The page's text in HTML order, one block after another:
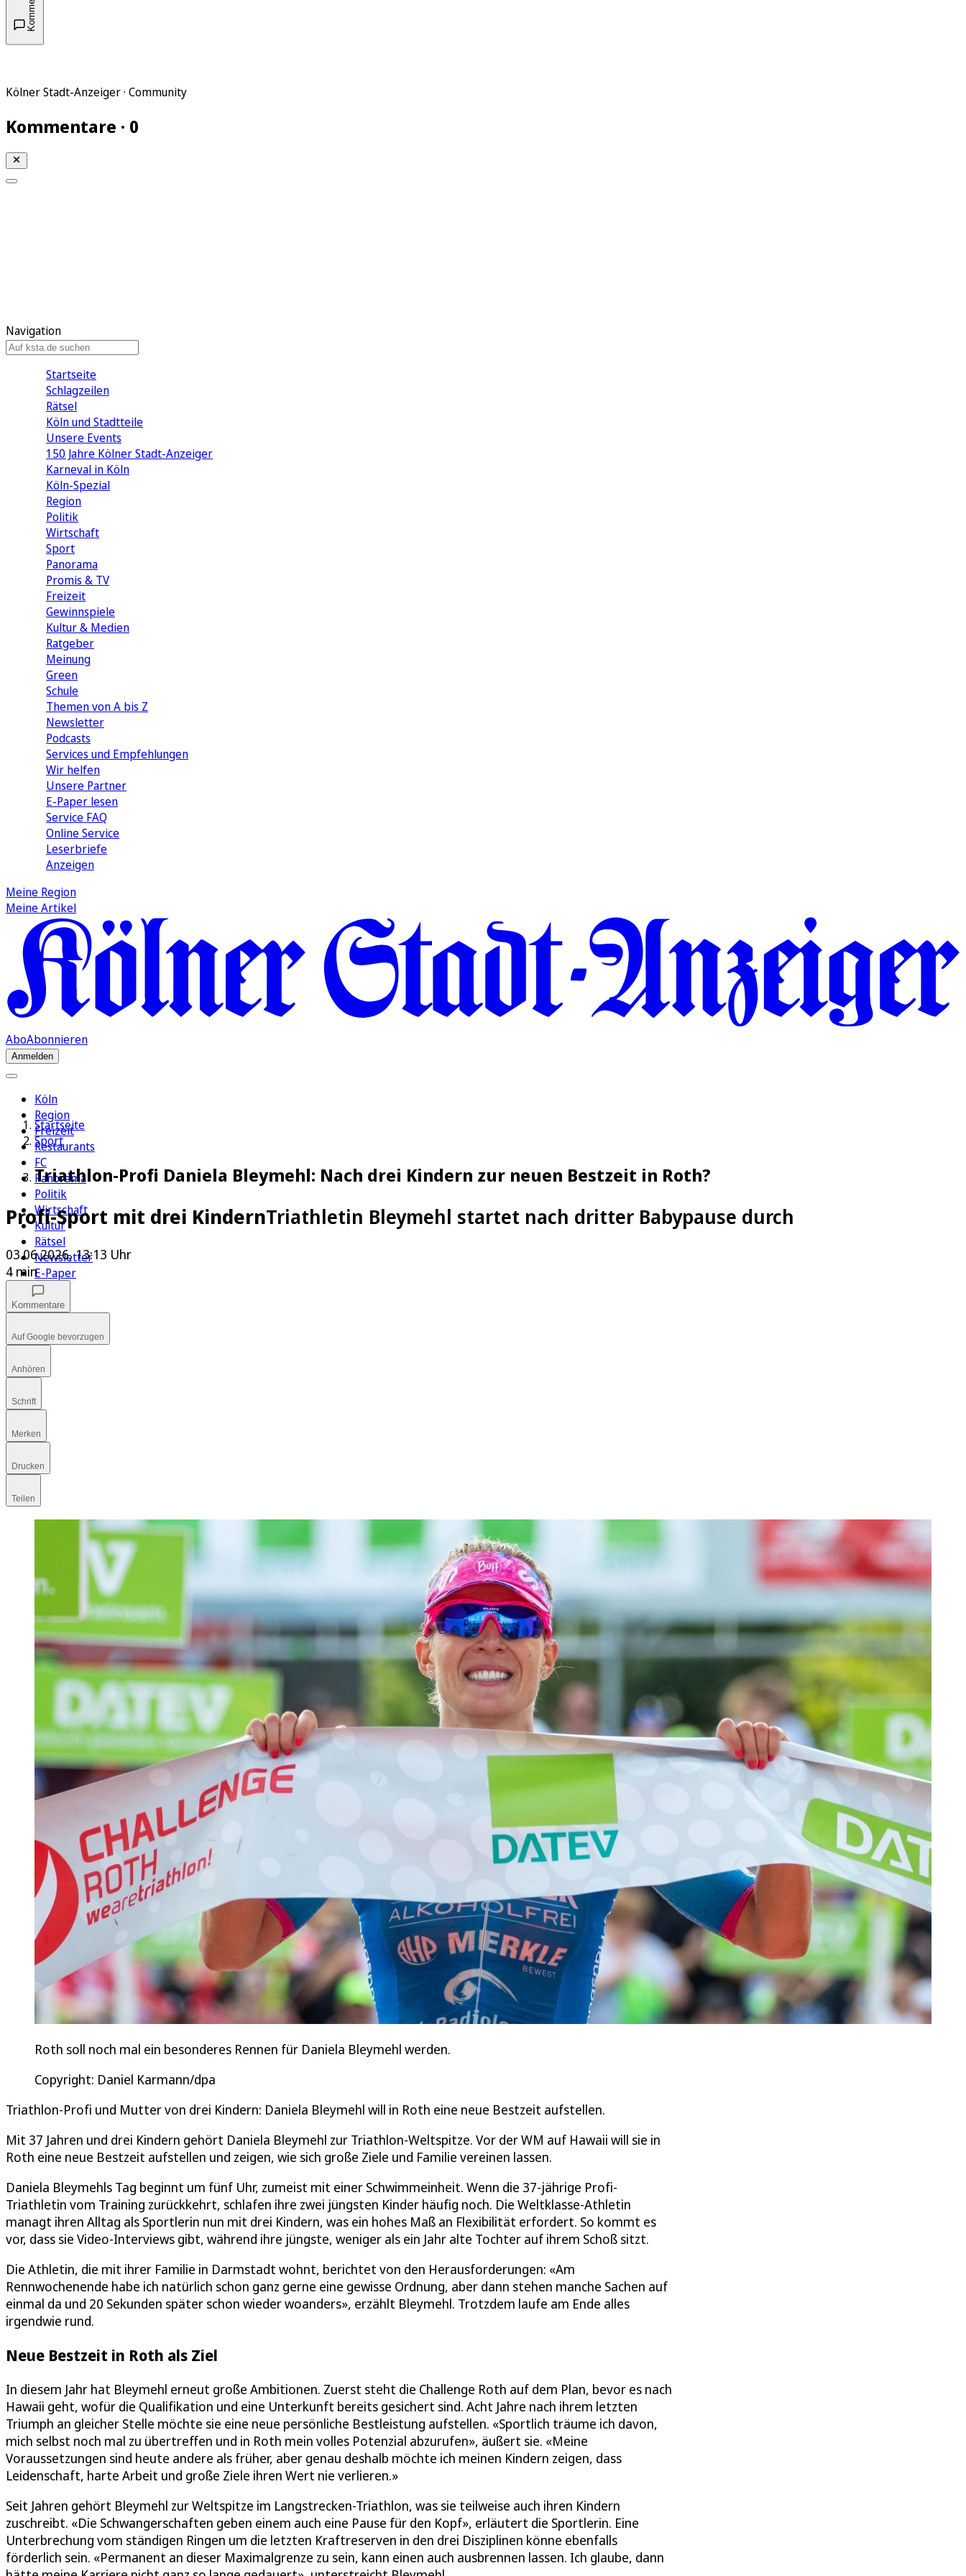
Kölner Stadt-Anzeiger · Community
Kommentare · 0
Navigation
Startseite
Schlagzeilen
Rätsel
Köln und Stadtteile
Unsere Events
150 Jahre Kölner Stadt-Anzeiger
Karneval in Köln
Köln-Spezial
Region
Politik
Wirtschaft
Sport
Panorama
Promis & TV
Freizeit
Gewinnspiele
Kultur & Medien
Ratgeber
Meinung
Green
Schule
Themen von A bis Z
Newsletter
Podcasts
Services und Empfehlungen
Wir helfen
Unsere Partner
E-Paper lesen
Service FAQ
Online Service
Leserbriefe
Anzeigen
Meine Region
Meine Artikel
AboAbonnieren
Anmelden
Köln
Region
Freizeit
Restaurants
FC
Panorama
Politik
Wirtschaft
Kultur
Rätsel
Newsletter
E-Paper
Startseite
Sport
Triathlon-Profi Daniela Bleymehl: Nach drei Kindern zur neuen Bestzeit in Roth?
Profi-Sport mit drei KindernTriathletin Bleymehl startet nach dritter Babypause durch
03.06.2026, 13:13 Uhr
4 min
Kommentare
Auf Google bevorzugen
Anhören
Schrift
Merken
Drucken
Teilen
Roth soll noch mal ein besonderes Rennen für Daniela Bleymehl werden.
Copyright: Daniel Karmann/dpa
Triathlon-Profi und Mutter von drei Kindern: Daniela Bleymehl will in Roth eine neue Bestzeit aufstellen.
Mit 37 Jahren und drei Kindern gehört Daniela Bleymehl zur Triathlon-Weltspitze. Vor der WM auf Hawaii will sie in
Roth eine neue Bestzeit aufstellen und zeigen, wie sich große Ziele und Familie vereinen lassen.
Daniela Bleymehls Tag beginnt um fünf Uhr, zumeist mit einer Schwimmeinheit. Wenn die 37-jährige Profi-
Triathletin vom Training zurückkehrt, schlafen ihre zwei jüngsten Kinder häufig noch. Die Weltklasse-Athletin
managt ihren Alltag als Sportlerin nun mit drei Kindern, was ein hohes Maß an Flexibilität erfordert. So kommt es
vor, dass sie Video-Interviews gibt, während ihre jüngste, weniger als ein Jahr alte Tochter auf ihrem Schoß sitzt.
Die Athletin, die mit ihrer Familie in Darmstadt wohnt, berichtet von den Herausforderungen: «Am
Rennwochenende habe ich natürlich schon ganz gerne eine gewisse Ordnung, aber dann stehen manche Sachen auf
einmal da und 20 Sekunden später schon wieder woanders», erzählt Bleymehl. Trotzdem laufe am Ende alles
irgendwie rund.
Neue Bestzeit in Roth als Ziel
In diesem Jahr hat Bleymehl erneut große Ambitionen. Zuerst steht die Challenge Roth auf dem Plan, bevor es nach
Hawaii geht, wofür die Qualifikation und eine Unterkunft bereits gesichert sind. Acht Jahre nach ihrem letzten
Triumph an gleicher Stelle möchte sie eine neue persönliche Bestleistung aufstellen. «Sportlich träume ich davon,
mich selbst noch mal zu übertreffen und in Roth mein volles Potenzial abzurufen», äußert sie. «Meine
Voraussetzungen sind heute andere als früher, aber genau deshalb möchte ich meinen Kindern zeigen, dass
Leidenschaft, harte Arbeit und große Ziele ihren Wert nie verlieren.»
Seit Jahren gehört Bleymehl zur Weltspitze im Langstrecken-Triathlon, was sie teilweise auch ihren Kindern
zuschreibt. «Die Schwangerschaften geben einem auch eine Pause für den Kopf», erläutert die Sportlerin. Eine
Unterbrechung vom ständigen Ringen um die letzten Kraftreserven in den drei Disziplinen könne ebenfalls
förderlich sein. «Permanent an dieser Maximalgrenze zu sein, kann einen auch ausbrennen lassen. Ich glaube, dann